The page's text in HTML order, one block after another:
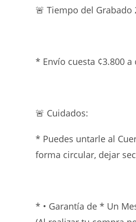
🚨 Tiempo del
* Envío cuesta ¢3.800
🚨 Cuidados:
* Puedes untarle al
forma circular, dejar
* • Garantía de * Un